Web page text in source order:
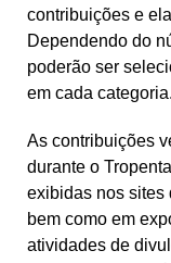
contribuições e
Dependendo do
poderão ser
em cada categoria.
As contribuições
durante o
exibidas nos sites
bem como em
atividades de